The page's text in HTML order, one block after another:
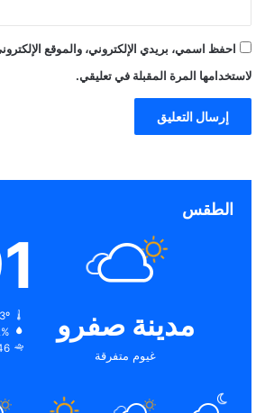
احفظ اسمي، بريدي الإلكتروني، والموقع
لاستخدامها المرة المقبلة في تعليقي.
الطقس
مدينة صفرو
غيوم متفرقة
91º - 83º
6.46